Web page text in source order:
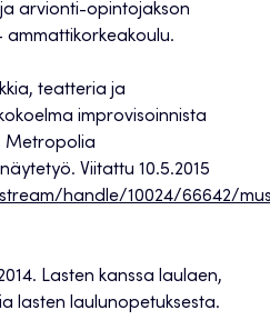
arvionti-opintojakson
ammattikorkeakoulu.
teatteria ja
improvisoinnista
Metropolia
Viitattu 10.5.2015
handle/10024/66642/
Lasten kanssa laulaen,
lasten laulunopetuksesta.